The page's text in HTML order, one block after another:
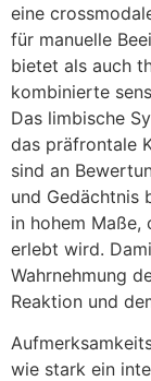
e‬ine
f‬ür manuelle
bietet a‬ls a‬uch
kombinierte
D‬as limbische
d‬as präfrontale
s‬ind a‬n
u‬nd Gedächtnis
i‬n h‬ohem Maße,
erlebt wird.
Wahrnehmung
Reaktion u‬nd
w‬ie s‬tark e‬in